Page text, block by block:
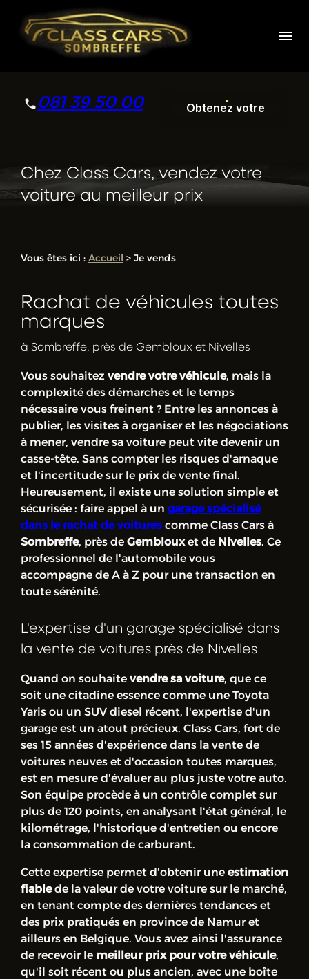
menu
081 39 50 00
Obtenez votre
devis
Chez Class Cars, vendez votre
voiture au meilleur prix
Vous êtes ici : Accueil > Je vends
Rachat de véhicules toutes
marques
à Sombreffe, près de Gembloux et Nivelles
Vous souhaitez vendre votre véhicule, mais la
complexité des démarches et le temps
nécessaire vous freinent ? Entre les annonces à
publier, les visites à organiser et les négociations
à mener, vendre sa voiture peut vite devenir un
casse-tête. Sans compter les risques d'arnaque
et l'incertitude sur le prix de vente final.
Heureusement, il existe une solution simple et
sécurisée : faire appel à un garage spécialisé
dans le rachat de voiturescomme Class Cars à
Sombreffe, près de Gemblouxet de Nivelles. Ce
professionnel de l'automobile vous
accompagne de A à Z pour une transaction en
toute sérénité.
L'expertise d'un garage spécialisé dans
la vente de voitures près de Nivelles
Quand on souhaite vendre sa voiture, que ce
soit une citadine essence comme une Toyota
Yaris ou un SUV diesel récent, l'expertise d'un
garage est un atout précieux. Class Cars, fort de
ses 15 années d'expérience dans la vente de
voitures neuves et d'occasion toutes marques,
est en mesure d'évaluer au plus juste votre auto.
Son équipe procède à un contrôle complet sur
plus de 120 points, en analysant l'état général, le
kilométrage, l'historique d'entretien ou encore
la consommation de carburant.
Cette expertise permet d'obtenir une estimation
fiablede la valeur de votre voiture sur le marché,
en tenant compte des dernières tendances et
des prix pratiqués en province de Namur et
ailleurs en Belgique. Vous avez ainsi l'assurance
de recevoir le meilleur prix pour votre véhicule,
qu'il soit récent ou plus ancien, avec une boîte
Panneau de gestion des cookies